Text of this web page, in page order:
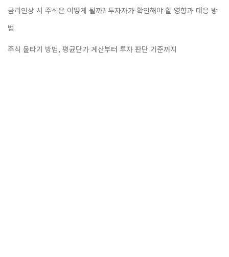
금리인상 시 주식은 어떻게 될까? 투자자가 확인해야 할 영향과 대응 방
법
주식 물타기 방법, 평균단가 계산부터 투자 판단 기준까지